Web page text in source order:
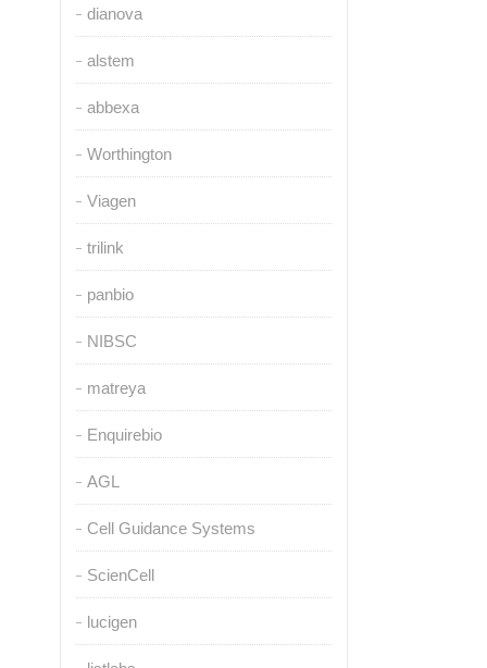
dianova
alstem
abbexa
Worthington
Viagen
trilink
panbio
NIBSC
matreya
Enquirebio
AGL
Cell Guidance Systems
ScienCell
lucigen